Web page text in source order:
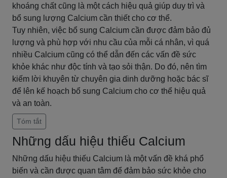
khoáng chất cũng là một cách hiệu quả giúp duy trì và
bổ sung lượng Calcium cần thiết cho cơ thể.
Tuy nhiên, việc bổ sung Calcium cần được đảm bảo đủ
lượng và phù hợp với nhu cầu của mỗi cá nhân, vì quá
nhiều Calcium cũng có thể dẫn đến các vấn đề sức
khỏe khác như độc tính và tạo sỏi thận. Do đó, nên tìm
kiếm lời khuyên từ chuyên gia dinh dưỡng hoặc bác sĩ
để lên kế hoạch bổ sung Calcium cho cơ thể hiệu quả
và an toàn.
Tóm tắt
Những dấu hiệu thiếu Calcium
Những dấu hiệu thiếu Calcium là một vấn đề khá phổ
biến và cần được quan tâm để đảm bảo sức khỏe cho